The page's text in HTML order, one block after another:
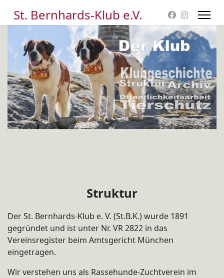
St. Bernhards-Klub e.V.
Struktur
Der St. Bernhards-Klub e. V. (St.B.K.) wurde 1891
gegründet und ist unter Nr. VR 2822 in das
Vereinsregister beim Amtsgericht München
eingetragen.
Wir verstehen uns als Rassehunde-Zuchtverein im